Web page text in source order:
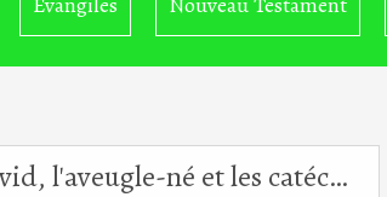
David, l'aveugle-né et les catéchumènes Homélie 4° dim Carême A (15.03.2026)